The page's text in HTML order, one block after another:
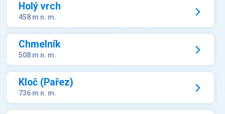
Holý vrch
458 m n. m.
Chmelník
508 m n. m.
Kloč (Pařez)
736 m n. m.